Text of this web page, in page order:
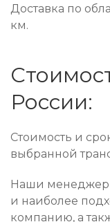
Доставка по
км.
России:
Стоимость и
выбранной
Наши
и наиболее
компанию, а